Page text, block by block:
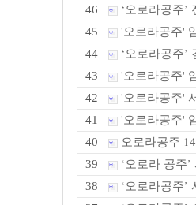
46 ‘오로라공주
45 '오로라공주'
44 ‘오로라공주
43 '오로라공주'
42 '오로라공주'
41 '오로라공주'
40 오로라공주
39 ‘오로라 공주
38 ‘오로라공주’